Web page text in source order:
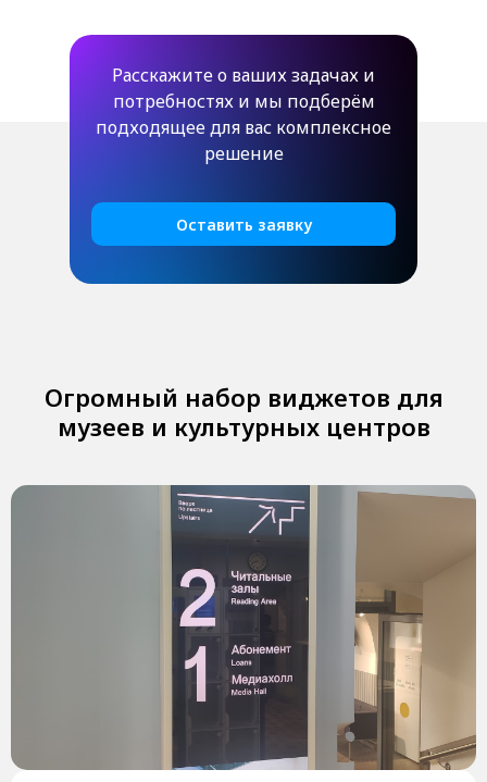
Расскажите о ваших задачах и
потребностях и мы подберём
подходящее для вас комплексное
решение
Оставить заявку
Огромный набор виджетов для
музеев и культурных центров